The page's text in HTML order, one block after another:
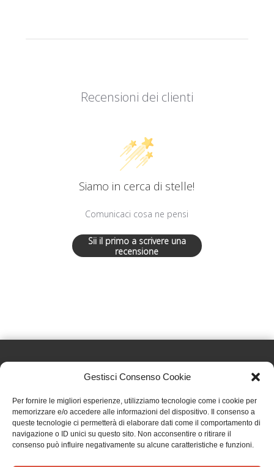
Gestisci Consenso Cookie
Per fornire le migliori esperienze, utilizziamo tecnologie come i cookie per
memorizzare e/o accedere alle informazioni del dispositivo. Il consenso a
queste tecnologie ci permetterà di elaborare dati come il comportamento di
navigazione o ID unici su questo sito. Non acconsentire o ritirare il
consenso può influire negativamente su alcune caratteristiche e funzioni.
Recensioni dei clienti
Siamo in cerca di stelle!
Comunicaci cosa ne pensi
Sii il primo a scrivere una
recensione
Effatà Editrice di Pellegrino Paolo SAS
C.F. e P.IVA 09655250018
Via Tre Denti, 1 - 10060 Cantalupa (TO)
Telefono: (+39) 0121 353452 - Fax: (+39) 0121 353839